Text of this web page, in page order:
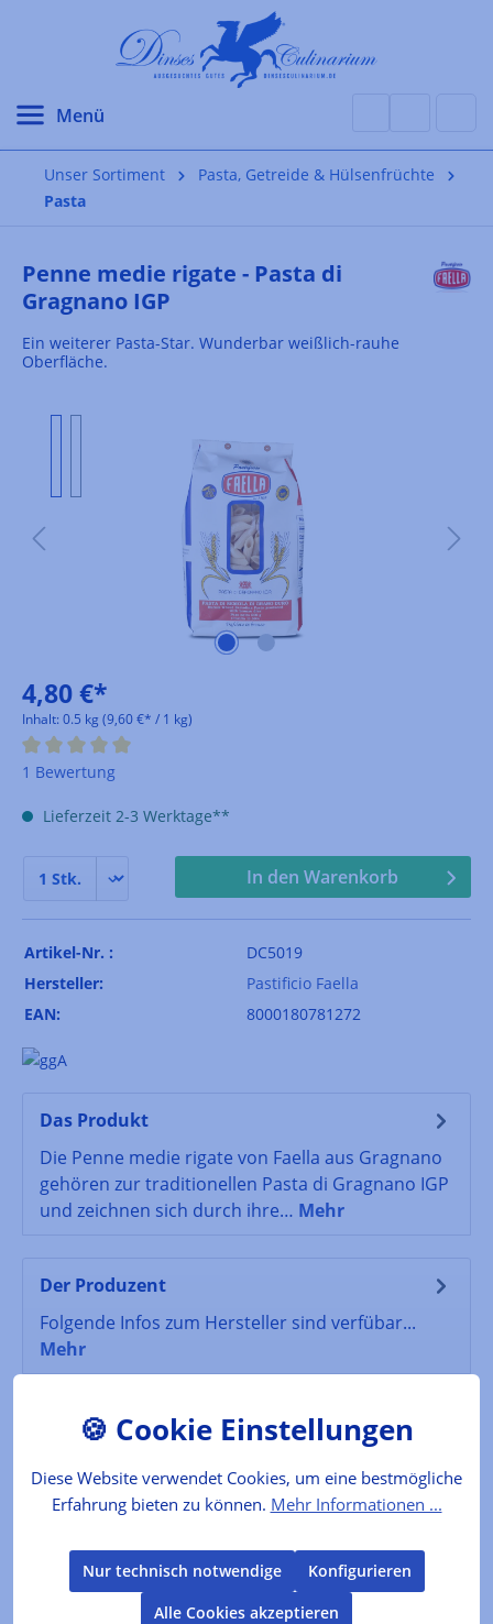
Unser Sortiment
Pasta, Getreide & Hülsenfrüchte
Pasta
Penne medie rigate - Pasta di
Gragnano IGP
Ein weiterer Pasta-Star. Wunderbar weißlich-rauhe
Oberfläche.
4,80 €*
Inhalt: 0.5 kg (9,60 €* / 1 kg)
Durchschnittliche Bewertung von 5 von 5 Sternen
1 Bewertung
Lieferzeit 2-3 Werktage**
In den Warenkorb
Artikel-Nr. :
DC5019
Hersteller:
Pastificio Faella
EAN:
8000180781272
Das Produkt
Die Penne medie rigate von Faella aus Gragnano
gehören zur traditionellen Pasta di Gragnano IGP
und zeichnen sich durch ihre… Mehr
Der Produzent
Folgende Infos zum Hersteller sind verfübar...
Mehr
Lebensmittelkennzeichnung
Hartweizengrieß Zutaten: HartWEIZENgrieß
(GLUTEN), WasserKann Spuren von Senf und Soja
Bewertungen
Diese Website verwendet Cookies, um eine bestmögliche
Erfahrung bieten zu können. Mehr Informationen ...
Nur technisch notwendige
Konfigurieren
Alle Cookies akzeptieren